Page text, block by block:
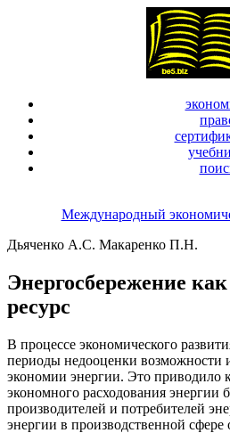
Международный
Дьяченко А.С. Макаренко П.Н.
Энергосбережение
ресурс
В процессе экономического
периоды недооценки возможности
экономии энергии. Это приводило
экономного расходования энергии
производителей и потребителей
энергии в производственной сфере